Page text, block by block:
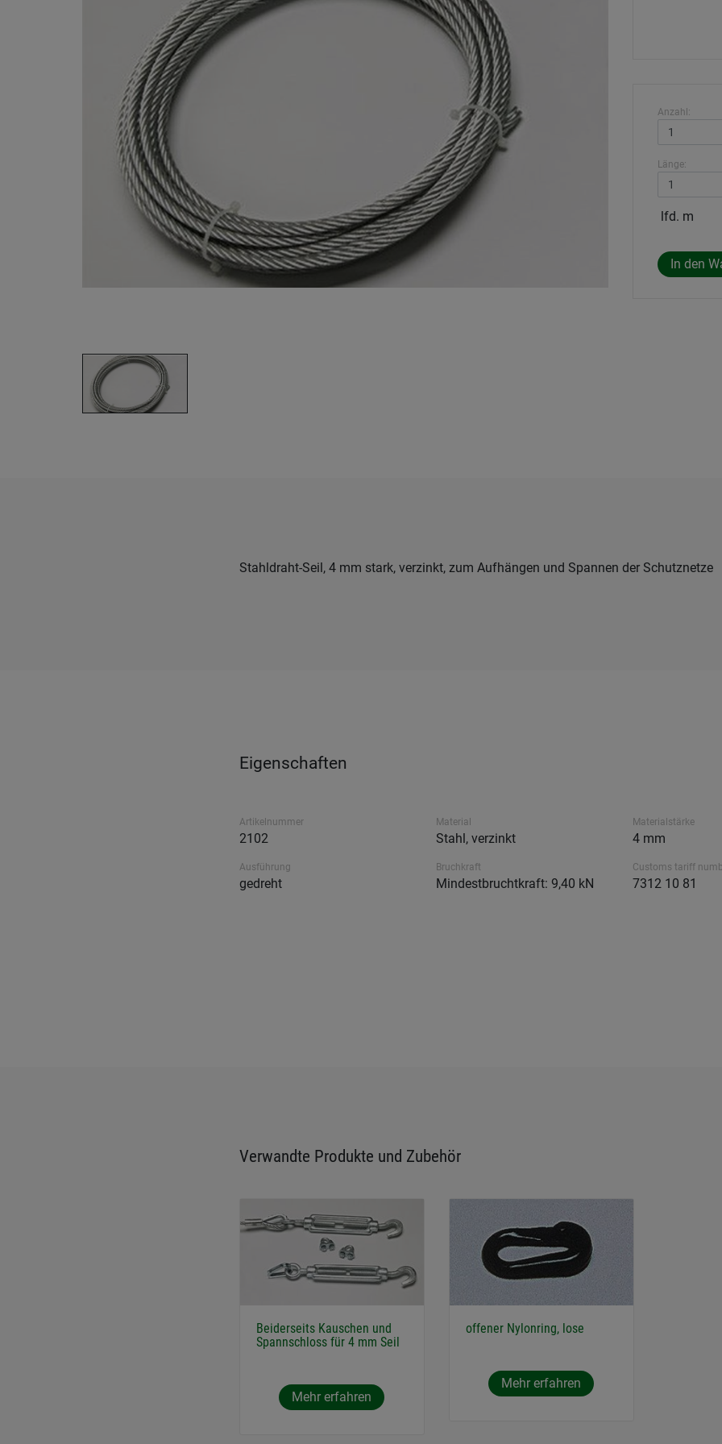
Anzahl:
Länge:
lfd. m
Stahldraht-Seil, 4 mm stark, verzinkt, zum Aufhängen und Spannen der Schutznetze
Eigenschaften
Artikelnummer
2102
Material
Stahl, verzinkt
Materialstärke
4 mm
Ausführung
gedreht
Bruchkraft
Mindestbruchtkraft: 9,40 kN
Customs tariff
7312 10 81
Verwandte Produkte und Zubehör
Beiderseits Kauschen und
Spannschloss für 4 mm Seil
Mehr erfahren
offener Nylonring, lose
Mehr erfahren